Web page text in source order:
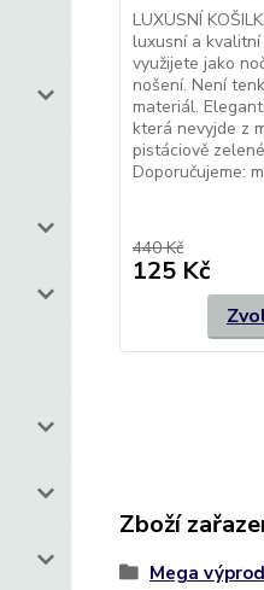
LUXUSNÍ
luxusní a
využijete jako
nošení. Není
materiál.
která nevyjde z
pistáciově
Doporučujeme:
440 Kč
125 Kč
Zboží
Mega